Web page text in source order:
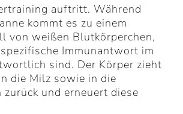
auftritt. Während
kommt es zu einem
von weißen Blutkörperchen,
Immunantwort im
sind. Der Körper zieht
die Milz sowie in die
zurück und erneuert diese